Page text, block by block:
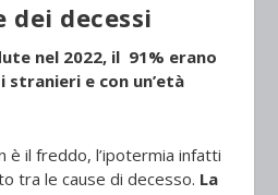
dei decessi
nel 2022, il 91% erano
stranieri e con un’età
è il freddo, l’ipotermia infatti
tra le cause di decesso. La